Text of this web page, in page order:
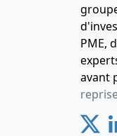
PME,
avant